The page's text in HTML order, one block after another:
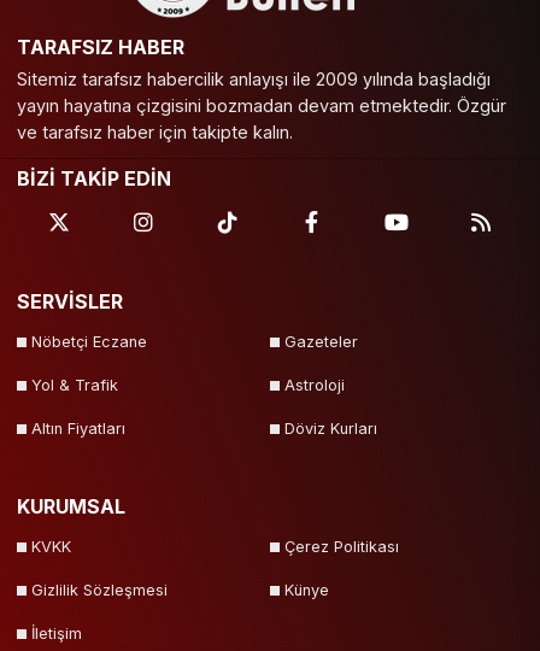
TARAFSIZ HABER
Sitemiz tarafsız habercilik anlayışı ile 2009 yılında başladığı
yayın hayatına çizgisini bozmadan devam etmektedir. Özgür
ve tarafsız haber için takipte kalın.
BİZİ TAKİP EDİN
SERVİSLER
Nöbetçi Eczane Gazeteler
Yol & Trafik Astroloji
Altın Fiyatları Döviz Kurları
KURUMSAL
KVKK Çerez Politikası
Gizlilik Sözleşmesi Künye
İletişim